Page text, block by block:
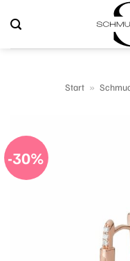
Inhalt
springen
Start »
-30%